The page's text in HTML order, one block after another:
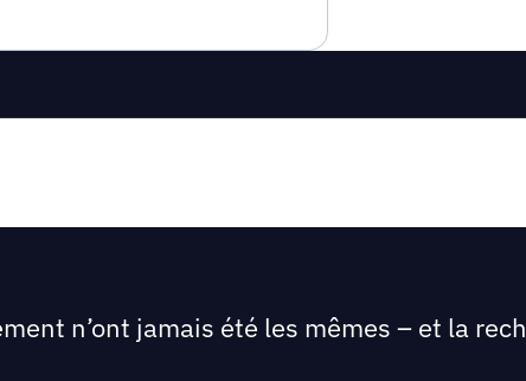
n’ont jamais été les mêmes – et la